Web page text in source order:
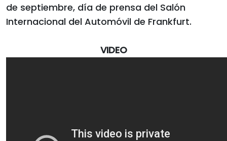
de septiembre, día de prensa del Salón
Internacional del Automóvil de Frankfurt.
VIDEO